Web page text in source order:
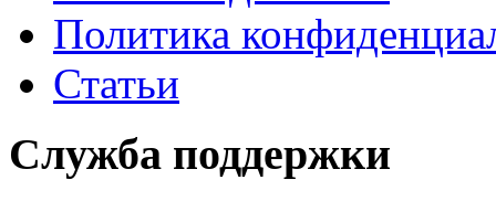
Политика
Статьи
Служба поддержки